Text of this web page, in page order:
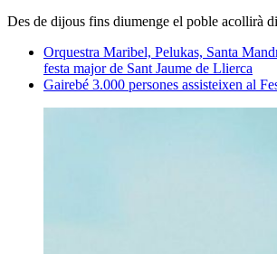
Des de dijous fins diumenge el poble acollirà
Orquestra Maribel, Pelukas, Santa
festa major de Sant Jaume de Llierca
Gairebé 3.000 persones assisteixen al